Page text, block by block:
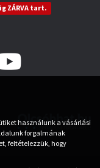
ZÁRVA tart.
használunk a vásárlási
forgalmának
feltételezzük, hogy